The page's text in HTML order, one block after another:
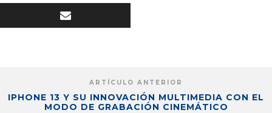
ARTÍCULO ANTERIOR
IPHONE 13 Y SU INNOVACIÓN MULTIMEDIA CON EL
MODO DE GRABACIÓN CINEMÁTICO